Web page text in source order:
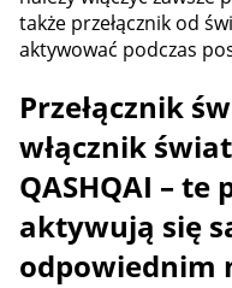
także przełącznik od
aktywować podczas
Przełącznik
włącznik
QASHQAI – te
aktywują się
odpowiednim